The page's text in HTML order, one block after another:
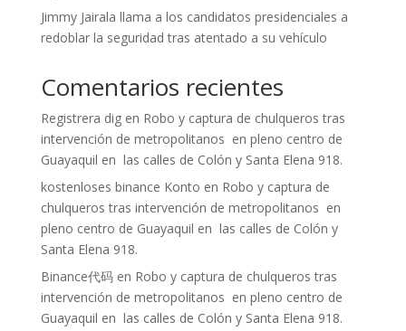
Jimmy Jairala llama a los candidatos presidenciales a
redoblar la seguridad tras atentado a su vehículo
Comentarios recientes
Registrera digen Robo y captura de chulqueros tras
intervención de metropolitanos en pleno centro de
Guayaquil en las calles de Colón y Santa Elena 918.
kostenloses binance Konto en Robo y captura de
chulqueros tras intervención de metropolitanos en
pleno centro de Guayaquil en las calles de Colón y
Santa Elena 918.
Binance代码en Robo y captura de chulqueros tras
intervención de metropolitanos en pleno centro de
Guayaquil en las calles de Colón y Santa Elena 918.